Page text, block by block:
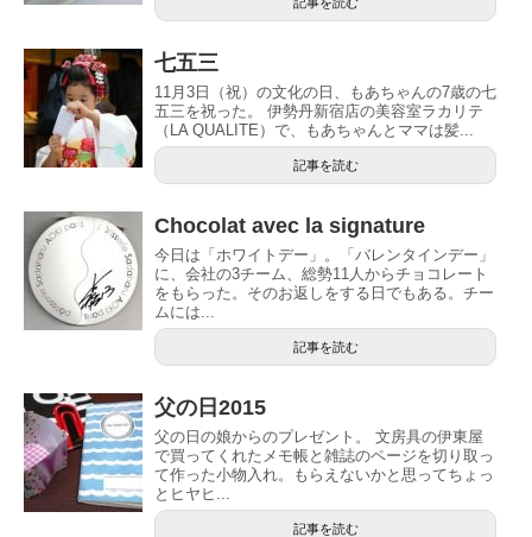
七五三
11月3日（祝）の文化の日、もあちゃんの7歳の七
五三を祝った。 伊勢丹新宿店の美容室ラカリテ
（LA QUALITE）で、もあちゃんとママは髪...
記事を読む
Chocolat avec la signature
今日は「ホワイトデー」。「バレンタインデー」
に、会社の3チーム、総勢11人からチョコレート
をもらった。そのお返しをする日でもある。チー
ムには...
記事を読む
父の日2015
父の日の娘からのプレゼント。 文房具の伊東屋
で買ってくれたメモ帳と雑誌のページを切り取っ
て作った小物入れ。もらえないかと思ってちょっ
とヒヤヒ...
記事を読む